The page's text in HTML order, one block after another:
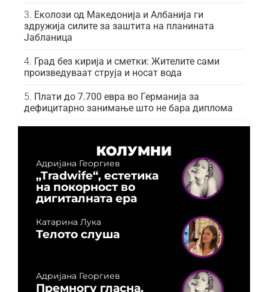
Еколози од Македонија и Албанија ги
здружија силите за заштита на планината
Јабланица
Град без кирија и сметки: Жителите сами
произведуваат струја и носат вода
Плати до 7.700 евра во Германија за
дефицитарно занимање што не бара диплома
КОЛУМНИ
Адријана Георгиев
„Tradwife“, естетика
на покорност во
дигиталната ера
Катарина Лука
Телото слуша
Адријана Георгиев
Премногу гласна,